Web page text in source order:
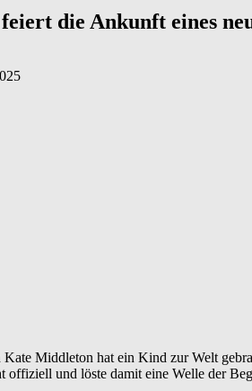
die Ankunft eines
Middleton hat ein Kind zur Welt
offiziell und löste damit eine Welle der